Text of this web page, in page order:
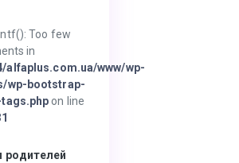
Too few
in
alfaplus.com.ua/www/wp-
wp-bootstrap-
on line
родителей